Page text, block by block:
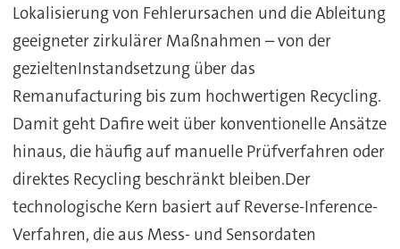
Lokalisierung von Fehlerursachen und die Ableitung
geeigneter zirkulärer Maßnahmen – von der
gezieltenInstandsetzung über das
Remanufacturing bis zum hochwertigen Recycling.
Damit geht Dafire weit über konventionelle Ansätze
hinaus, die häufig auf manuelle Prüfverfahren oder
direktes Recycling beschränkt bleiben.Der
technologische Kern basiert auf Reverse-Inference-
Verfahren, die aus Mess- und Sensordaten